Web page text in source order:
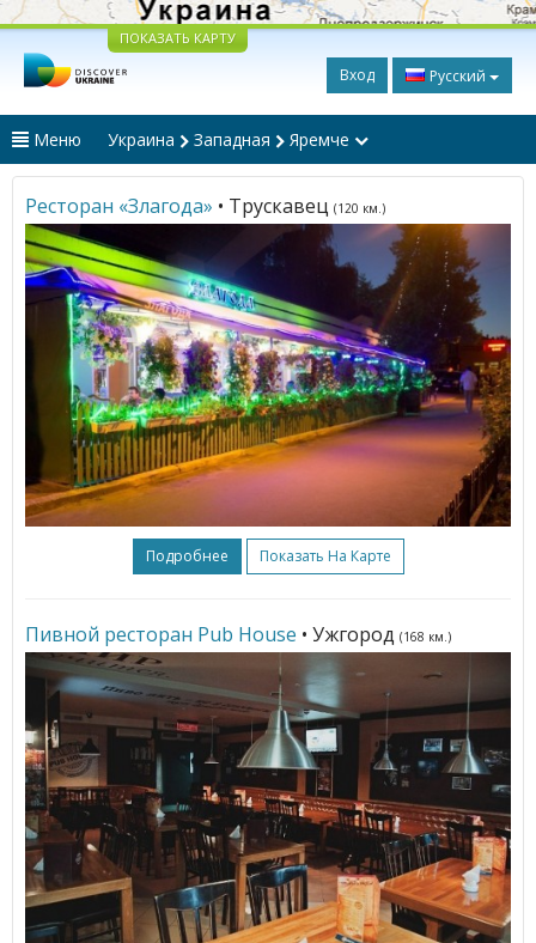
ПОКАЗАТЬ КАРТУ
Вход Русский
Меню Украина Западная Яремче
Ресторан «Злагода» • Трускавец (120 км.)
Подробнее Показать На Карте
Пивной ресторан Pub House • Ужгород (168 км.)